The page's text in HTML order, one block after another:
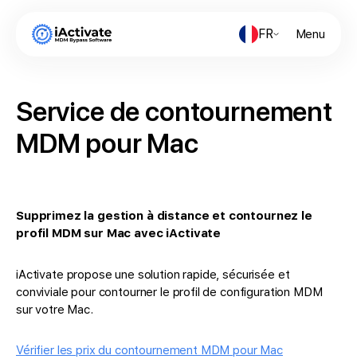
FR Menu
Service de contournement
MDM pour Mac
Supprimez la gestion à distance et contournez le
profil MDM sur Mac avec iActivate
iActivate propose une solution rapide, sécurisée et
conviviale pour contourner le profil de configuration MDM
sur votre Mac.
Vérifier les prix du contournement MDM pour Mac